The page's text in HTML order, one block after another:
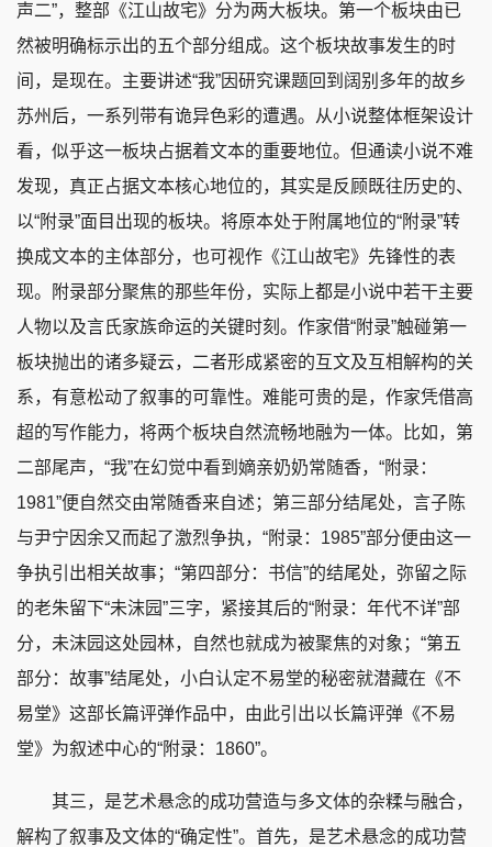
声二”，整部《江山故宅》分为两大板块。第一个板块由已
然被明确标示出的五个部分组成。这个板块故事发生的时
间，是现在。主要讲述“我”因研究课题回到阔别多年的故乡
苏州后，一系列带有诡异色彩的遭遇。从小说整体框架设计
看，似乎这一板块占据着文本的重要地位。但通读小说不难
发现，真正占据文本核心地位的，其实是反顾既往历史的、
以“附录”面目出现的板块。将原本处于附属地位的“附录”转
换成文本的主体部分，也可视作《江山故宅》先锋性的表
现。附录部分聚焦的那些年份，实际上都是小说中若干主要
人物以及言氏家族命运的关键时刻。作家借“附录”触碰第一
板块抛出的诸多疑云，二者形成紧密的互文及互相解构的关
系，有意松动了叙事的可靠性。难能可贵的是，作家凭借高
超的写作能力，将两个板块自然流畅地融为一体。比如，第
二部尾声，“我”在幻觉中看到嫡亲奶奶常随香，“附录：
1981”便自然交由常随香来自述；第三部分结尾处，言子陈
与尹宁因余又而起了激烈争执，“附录：1985”部分便由这一
争执引出相关故事；“第四部分：书信”的结尾处，弥留之际
的老朱留下“未沫园”三字，紧接其后的“附录：年代不详”部
分，未沫园这处园林，自然也就成为被聚焦的对象；“第五
部分：故事”结尾处，小白认定不易堂的秘密就潜藏在《不
易堂》这部长篇评弹作品中，由此引出以长篇评弹《不易
堂》为叙述中心的“附录：1860”。
其三，是艺术悬念的成功营造与多文体的杂糅与融合，
解构了叙事及文体的“确定性”。首先，是艺术悬念的成功营